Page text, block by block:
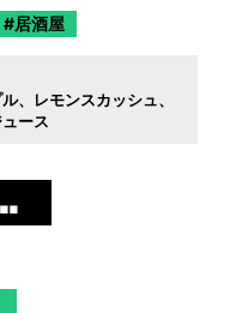
居酒屋
レモンスカッシュ
ース